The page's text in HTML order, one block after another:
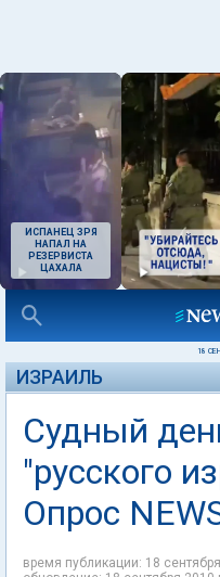
ИСПАНЕЦ ЗРЯ
НАПАЛ НА
РЕЗЕРВИСТА
ЦАХАЛА
18
ИЗРАИЛЬ
Судный
"русского
Опрос
время публикации: 18